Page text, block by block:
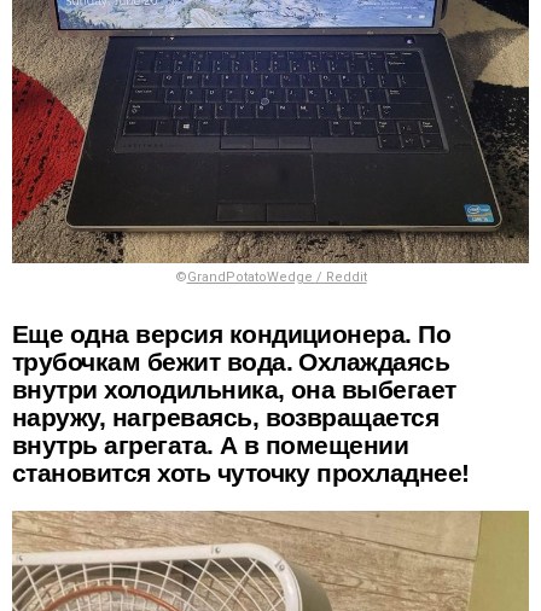
©GrandPotatoWedge / Reddit
Еще одна версия кондиционера. По
трубочкам бежит вода. Охлаждаясь
внутри холодильника, она выбегает
наружу, нагреваясь, возвращается
внутрь агрегата. А в помещении
становится хоть чуточку прохладнее!